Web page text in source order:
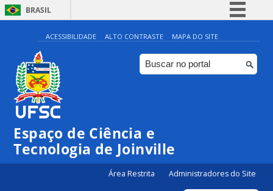
BRASIL
Simplifique!
Comunica BR
Participe
ACESSIBILIDADE ALTO CONTRASTE MAPA DO SITE
Espaço de Ciência e
Tecnologia de Joinville
Área Restrita Administradores do Site